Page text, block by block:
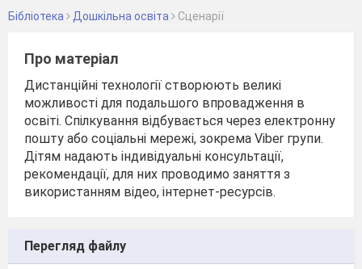
Бібліотека Дошкільна освіта Сценарії
Про матеріал
Дистанційні технології створюють великі
можливості для подальшого впровадження в
освіті. Спілкування відбувається через електронну
пошту або соціальні мережі, зокрема Viber групи.
Дітям надають індивідуальні консультації,
рекомендації, для них проводимо заняття з
використанням відео, інтернет-ресурсів.
Перегляд файлу